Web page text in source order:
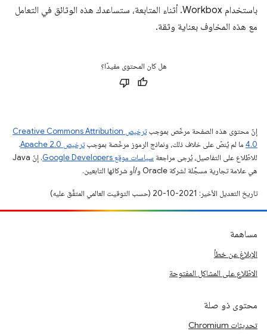
باستخدام Workbox. أثناء المتابعة، ستساعدك هذه الوثائق في التعامل
مع هذه المخاوف بعناية وثقة.
هل كان المحتوى مفيدًا؟
إنّ محتوى هذه الصفحة مرخّص بموجب
ترخيص Creative Commons Attribution
4.0‏ ما لم يُنصّ على خلاف ذلك، ونماذج الرموز مرخّصة بموجبترخيص Apache 2.0‏
.
للاطّلاع على التفاصيل، يُرجى مراجعة سياسات موقع Google Developers‏
. إنّ Java
هي علامة تجارية مسجَّلة لشركة Oracle و/أو شركائها التابعين.
تاريخ التعديل الأخير: 2021-10-20 (حسب التوقيت العالمي المتفَّق عليه)
مساهمة
الإبلاغ عن خطأ
الاطّلاع على المشاكل المفتوحة
محتوى ذو صلة
تحديثات Chromium